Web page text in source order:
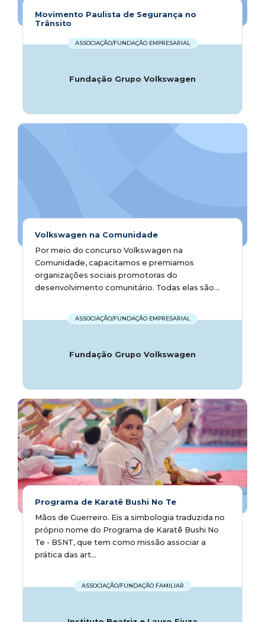
Movimento Paulista de Segurança no
Trânsito
ASSOCIAÇÃO/FUNDAÇÃO EMPRESARIAL
Fundação Grupo Volkswagen
Volkswagen na Comunidade
Por meio do concurso Volkswagen na
Comunidade, capacitamos e premiamos
organizações sociais promotoras do
desenvolvimento comunitário. Todas elas são...
ASSOCIAÇÃO/FUNDAÇÃO EMPRESARIAL
Fundação Grupo Volkswagen
Programa de Karatê Bushi No Te
Mãos de Guerreiro. Eis a simbologia traduzida no
próprio nome do Programa de Karatê Bushi No
Te - BSNT, que tem como missão associar a
prática das art...
ASSOCIAÇÃO/FUNDAÇÃO FAMILIAR